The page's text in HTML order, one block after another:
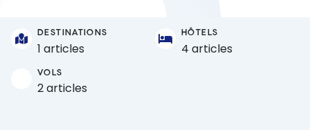
DESTINATIONS
1 articles
HÔTELS
4 articles
VOLS
2 articles